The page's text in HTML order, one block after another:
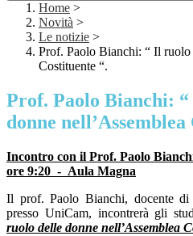
Home >
Novità >
Le notizie >
Prof. Paolo Bianchi: “ Il ruolo
Costituente “.
Prof. Paolo Bianchi:
donne
Incontro con il Prof. Paolo
ore 9:20 - Aula Magna
Il prof. Paolo Bianchi, docente
presso UniCam, incontrerà gli
ruolo delle donne nell’Assemblea